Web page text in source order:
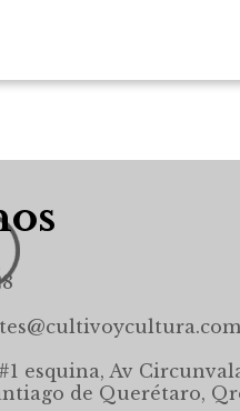
esquina, Av
de Querétaro,